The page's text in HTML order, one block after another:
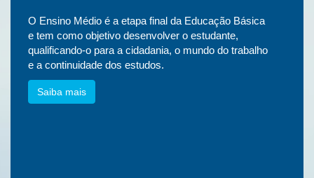
O Ensino Médio é a etapa final da Educação Básica
e tem como objetivo desenvolver o estudante,
qualificando-o para a cidadania, o mundo do trabalho
e a continuidade dos estudos.
Saiba mais